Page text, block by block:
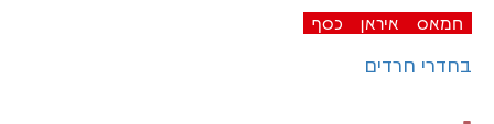
חמאס איראן כסף
בחדרי חרדים